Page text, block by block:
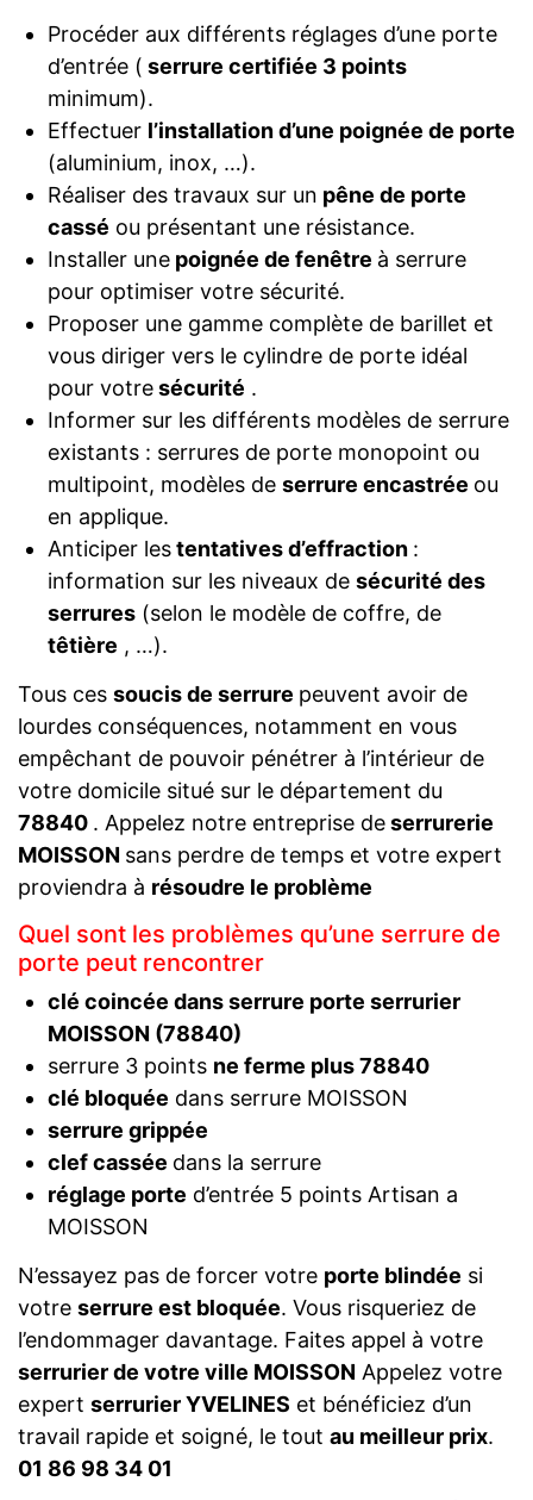
Procéder aux différents réglages d’une porte
d’entrée ( serrure certifiée 3 points
minimum).
Effectuer l’installation d’une poignée de porte
(aluminium, inox, …).
Réaliser des travaux sur un pêne de porte
cassé ou présentant une résistance.
Installer unepoignée de fenêtre à serrure
pour optimiser votre sécurité.
Proposer une gamme complète de barillet et
vous diriger vers le cylindre de porte idéal
pour votresécurité .
Informer sur les différents modèles de serrure
existants : serrures de porte monopoint ou
multipoint, modèles de serrure encastrée ou
en applique.
Anticiper lestentatives d’effraction :
information sur les niveaux de sécurité des
serrures(selon le modèle de coffre, de
têtière , …).
Tous ces soucis de serrure peuvent avoir de
lourdes conséquences, notamment en vous
empêchant de pouvoir pénétrer à l’intérieur de
votre domicile situé sur le département du
78840 . Appelez notre entreprise deserrurerie
MOISSON sans perdre de temps et votre expert
proviendra à résoudre le problème
Quel sont les problèmes qu’une serrure de
porte peut rencontrer
clé coincée dans serrure porte serrurier
MOISSON (78840)
serrure 3 points ne ferme plus 78840
clé bloquée dans serrure MOISSON
serrure grippée
clef cassée dans la serrure
réglage porte d’entrée 5 points Artisan a
MOISSON
N’essayez pas de forcer votre porte blindée si
votre serrure est bloquée. Vous risqueriez de
l’endommager davantage. Faites appel à votre
serrurier de votre ville MOISSON Appelez votre
expert serrurier YVELINES et bénéficiez d’un
travail rapide et soigné, le tout au meilleur prix.
01 86 98 34 01